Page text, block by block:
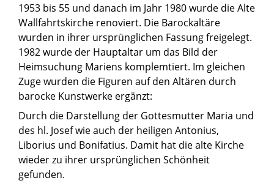
1953 bis 55 und danach im Jahr 1980 wurde die Alte
Wallfahrtskirche renoviert. Die Barockaltäre
wurden in ihrer ursprünglichen Fassung freigelegt.
1982 wurde der Hauptaltar um das Bild der
Heimsuchung Mariens komplemtiert. Im gleichen
Zuge wurden die Figuren auf den Altären durch
barocke Kunstwerke ergänzt:
Durch die Darstellung der Gottesmutter Maria und
des hl. Josef wie auch der heiligen Antonius,
Liborius und Bonifatius. Damit hat die alte Kirche
wieder zu ihrer ursprünglichen Schönheit
gefunden.